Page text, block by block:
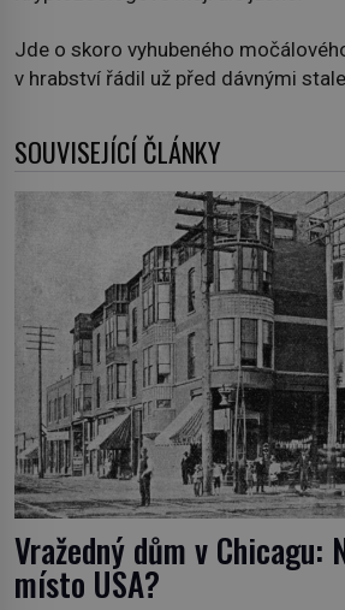
Jde o skoro vyhubeného
v hrabství řádil už před dávnými
SOUVISEJÍCÍ ČLÁNKY
Vražedný dům v Chicagu:
místo USA?